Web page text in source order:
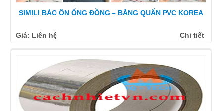
SIMILI BẢO ÔN ỐNG ĐỒNG – BĂNG QUẤN PVC KOREA
Giá: Liên hệ Chi tiết